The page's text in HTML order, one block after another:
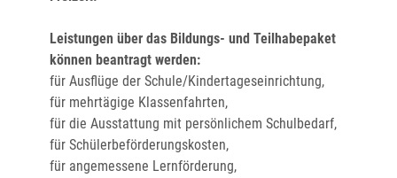
Leistungen über das Bildungs- und Teilhabepaket
können beantragt werden:
für Ausflüge der Schule/Kindertageseinrichtung,
für mehrtägige Klassenfahrten,
für die Ausstattung mit persönlichem Schulbedarf,
für Schülerbeförderungskosten,
für angemessene Lernförderung,